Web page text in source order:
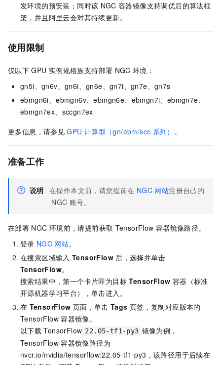
发环境的预安装；同时该 NGC 容器镜像支持调优后的算法框
架，并且阿里云会对其持续更新。
使用限制
仅以下 GPU 实例规格族支持部署 NGC 环境：
gn5i、gn6v、gn6i、gn6e、gn7i、gn7e、gn7s
ebmgn6i、ebmgn6v、ebmgn6e、ebmgn7i、ebmgn7e、
ebmgn7ex、sccgn7ex
更多信息，请参见 GPU 计算型（gn/ebm/scc 系列） 。
准备工作
说明 在操作本文前，请您提前在 NGC 网站注册自己的
NGC 账号。
在部署 NGC 环境前，请提前获取 TensorFlow 容器镜像路径。
登录 NGC 网站。
在搜索区域输入 TensorFlow 后，选择并单击
TensorFlow。
搜索结果中，第一个卡片即为目标TensorFlow 容器（标准
开源机器学习平台），单击进入。
在 TensorFlow 页面，单击 Tags 页签，复制对应版本的
TensorFlow 容器镜像。
以下载 TensorFlow 22.05-tf1-py3 镜像为例，
TensorFlow 容器镜像路径为
nvcr.io/nvidia/tensorflow:22.05-tf1-py3 ，该路径用于后续在